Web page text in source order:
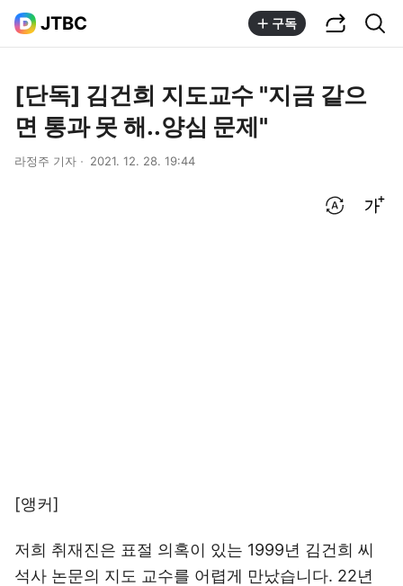
JTBC 구독
[단독] 김건희 지도교수 "지금 같으
면 통과 못 해..양심 문제"
라정주 기자 2021. 12. 28. 19:44
[앵커]
저희 취재진은 표절 의혹이 있는 1999년 김건희 씨
석사 논문의 지도 교수를 어렵게 만났습니다. 22년